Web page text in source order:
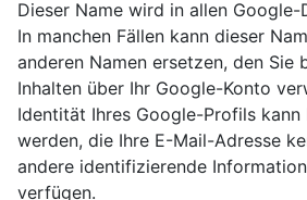
Dieser Name wird in allen
In manchen Fällen kann dieser
anderen Namen ersetzen, den Sie
Inhalten über Ihr Google-Konto
Identität Ihres Google-Profils
werden, die Ihre E-Mail-Adresse
andere identifizierende
verfügen.